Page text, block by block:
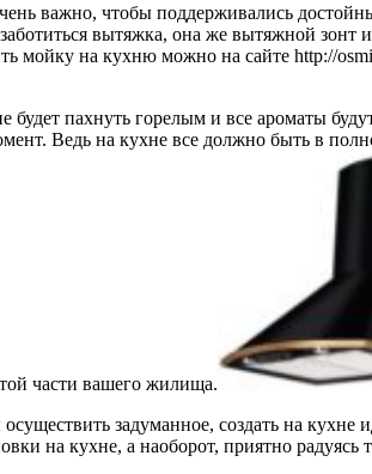
важно, чтобы поддерживались
вытяжка, она же вытяжной зонт
мойку на кухню можно на сайте http://
будет пахнуть горелым и все ароматы
Ведь на кухне все должно быть в
части вашего жилища.
задуманное, создать на кухне
на кухне, а наоборот, приятно радуясь